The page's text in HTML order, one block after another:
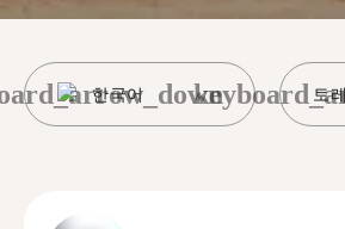
한국어 토